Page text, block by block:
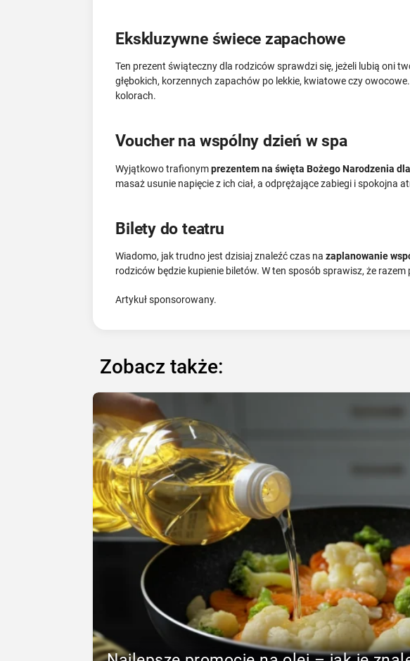
Ekskluzywne świece zapachowe
Ten prezent świąteczny dla rodziców sprawdzi się, jeżeli lubią oni
głębokich, korzennych zapachów po lekkie, kwiatowe czy
kolorach.
Voucher na wspólny dzień w spa
Wyjątkowo trafionymprezentem na święta Bożego Narodzenia
masaż usunie napięcie z ich ciał, a odprężające zabiegi i
Bilety do teatru
Wiadomo, jak trudno jest dzisiaj znaleźć czas nazaplanowanie
rodziców będzie kupienie biletów. W ten sposób sprawisz, że
Artykuł sponsorowany.
Zobacz także: